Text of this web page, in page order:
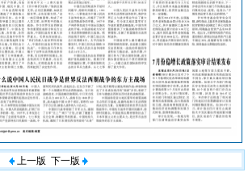
上一版 下一版